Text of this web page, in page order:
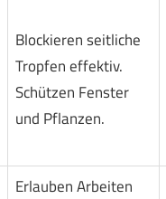
Blockieren seitliche
Tropfen effektiv.
Schützen Fenster
und Pflanzen.
Erlauben Arbeiten